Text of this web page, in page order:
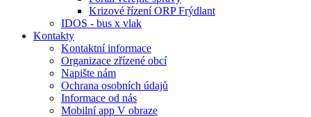
Krizové řízení ORP Frýdlant
IDOS - bus x vlak
Kontakty
Kontaktní informace
Organizace zřízené obcí
Napište nám
Ochrana osobních údajů
Informace od nás
Mobilní app V obraze